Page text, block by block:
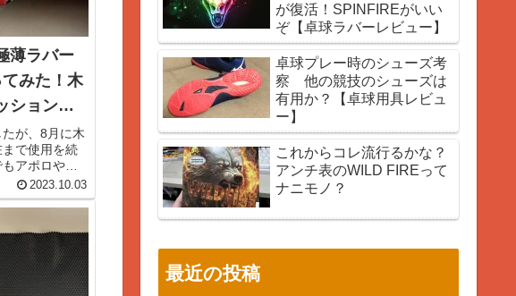
薄ラバー
みた！木
ション
が、8月に木
で使用を続
アポロや太
）を自腹購入
極薄はアポ
か。２ヶ月
度...
2023.10.03
が復活！SPINFIREがいい
ぞ【卓球ラバーレビュー】
卓球プレー時のシューズ考
察 他の競技のシューズは
有用か？【卓球用具レビュ
ー】
これからコレ流行るかな？
アンチ表のWILD FIREって
ナニモノ？
最近の投稿